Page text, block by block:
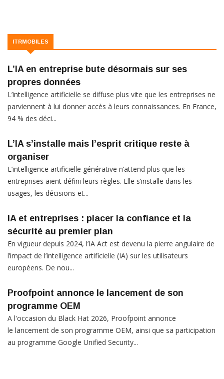
ITRMOBILES
L’IA en entreprise bute désormais sur ses
propres données
L’intelligence artificielle se diffuse plus vite que les entreprises ne
parviennent à lui donner accès à leurs connaissances. En France,
94 % des déci...
L’IA s’installe mais l’esprit critique reste à
organiser
L’intelligence artificielle générative n’attend plus que les
entreprises aient défini leurs règles. Elle s’installe dans les
usages, les décisions et...
IA et entreprises : placer la confiance et la
sécurité au premier plan
En vigueur depuis 2024, l’IA Act est devenu la pierre angulaire de
l’impact de l’intelligence artificielle (IA) sur les utilisateurs
européens. De nou...
Proofpoint annonce le lancement de son
programme OEM
A l'occasion du Black Hat 2026, Proofpoint annonce
le lancement de son programme OEM, ainsi que sa participation
au programme Google Unified Security...